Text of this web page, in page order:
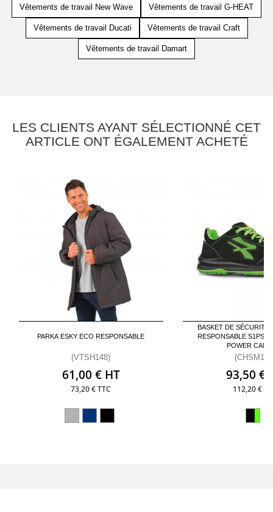
Vêtements de travail New Wave Vêtements de travail G-HEAT
Vêtements de travail Ducati Vêtements de travail Craft
Vêtements de travail Damart
LES CLIENTS AYANT SÉLECTIONNÉ CET
ARTICLE ONT ÉGALEMENT ACHETÉ
PARKA ESKY ECO RESPONSABLE
(VTSH148)
61,00 € HT
73,20 € TTC
BASKET DE SÉCURITÉ
RESPONSABLE S1PS
POWER
93,50 €
112,20 €